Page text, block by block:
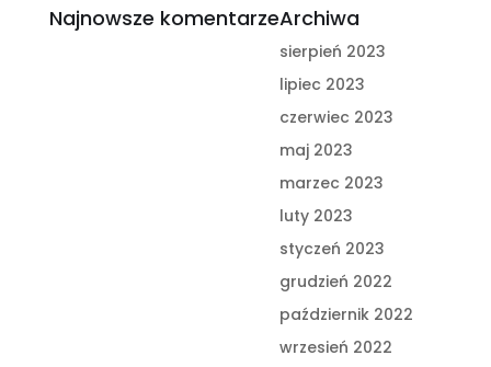
Najnowsze komentarzeArchiwa
sierpień 2023
lipiec 2023
czerwiec 2023
maj 2023
marzec 2023
luty 2023
styczeń 2023
grudzień 2022
październik 2022
wrzesień 2022